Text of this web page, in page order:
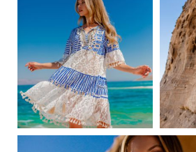
ebutikpl
Сер 24
ebutikpl